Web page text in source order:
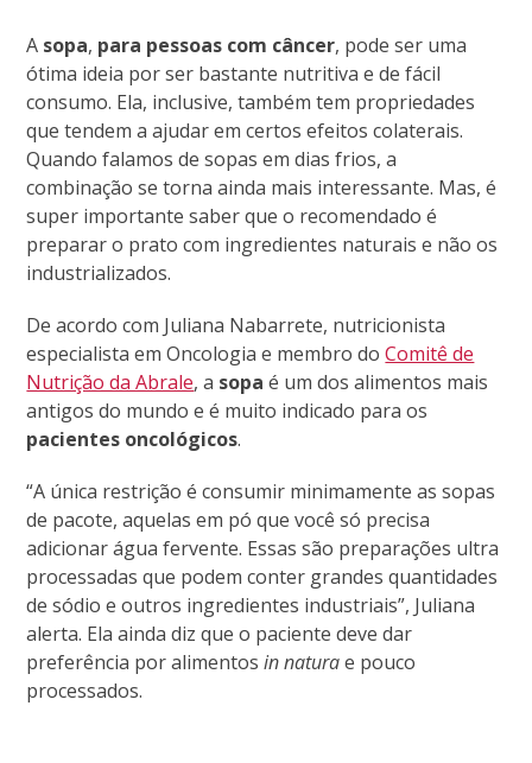
A sopa, para pessoas com câncer, pode ser uma
ótima ideia por ser bastante nutritiva e de fácil
consumo. Ela, inclusive, também tem propriedades
que tendem a ajudar em certos efeitos colaterais.
Quando falamos de sopas em dias frios, a
combinação se torna ainda mais interessante. Mas, é
super importante saber que o recomendado é
preparar o prato com ingredientes naturais e não os
industrializados.
De acordo com Juliana Nabarrete, nutricionista
especialista em Oncologia e membro doComitê de
Nutrição da Abrale, a sopaé um dos alimentos mais
antigos do mundo e é muito indicado para os
pacientes oncológicos.
“A única restrição é consumir minimamente as sopas
de pacote, aquelas em pó que você só precisa
adicionar água fervente. Essas são preparações ultra
processadas que podem conter grandes quantidades
de sódio e outros ingredientes industriais”, Juliana
alerta. Ela ainda diz que o paciente deve dar
preferência por alimentosin naturae pouco
processados.